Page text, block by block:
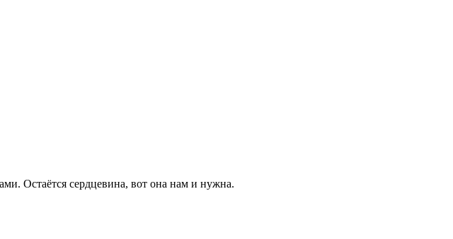
Остаётся сердцевина, вот она нам и нужна.